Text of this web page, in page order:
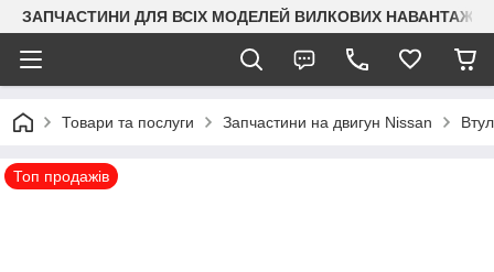
ЗАПЧАСТИНИ ДЛЯ ВСІХ МОДЕЛЕЙ ВИЛКОВИХ
Товари та послуги Запчастини на двигун Nissan
Топ продажів